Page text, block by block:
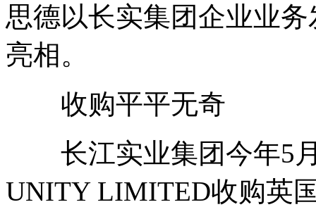
思德以长实集团企业业
亮相。
收购平平无奇
长江实业集团今年5月
UNITY LIMITED收购英